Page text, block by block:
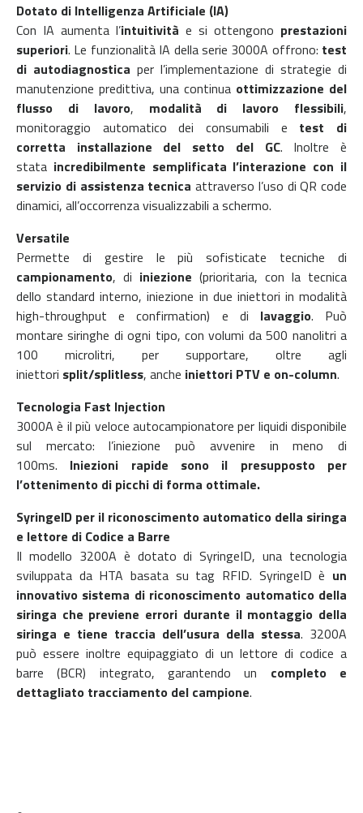
Dotato di Intelligenza Artificiale (IA)
Con IA aumenta l’intuitività e si ottengono prestazioni
superiori. Le funzionalità IA della serie 3000A offrono: test
di autodiagnostica per l’implementazione di strategie di
manutenzione predittiva, una continua ottimizzazione del
flusso di lavoro, modalità di lavoro flessibili,
monitoraggio automatico dei consumabili e test di
corretta installazione del setto del GC. Inoltre è
stata incredibilmente semplificata l’interazione con il
servizio di assistenza tecnica attraverso l’uso di QR code
dinamici, all’occorrenza visualizzabili a schermo.
Versatile
Permette di gestire le più sofisticate tecniche di
campionamento, di iniezione (prioritaria, con la tecnica
dello standard interno, iniezione in due iniettori in modalità
high-throughput e confirmation) e di lavaggio. Può
montare siringhe di ogni tipo, con volumi da 500 nanolitri a
100 microlitri, per supportare, oltre agli
iniettori split/splitless, anche iniettori PTV e on-column.
Tecnologia Fast Injection
3000A è il più veloce autocampionatore per liquidi disponibile
sul mercato: l’iniezione può avvenire in meno di
100ms. Iniezioni rapide sono il presupposto per
l’ottenimento di picchi di forma ottimale.
SyringeID per il riconoscimento automatico della siringa
e lettore di Codice a Barre
Il modello 3200A è dotato di SyringeID, una tecnologia
sviluppata da HTA basata su tag RFID. SyringeID è un
innovativo sistema di riconoscimento automatico della
siringa che previene errori durante il montaggio della
siringa e tiene traccia dell’usura della stessa. 3200A
può essere inoltre equipaggiato di un lettore di codice a
barre (BCR) integrato, garantendo un completo e
dettagliato tracciamento del campione.